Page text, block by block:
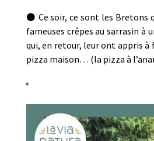
⚫ Ce soir, ce sont les Bretons
fameuses crêpes au sarrasin à
qui, en retour, leur ont appris à
pizza maison… (la pizza à